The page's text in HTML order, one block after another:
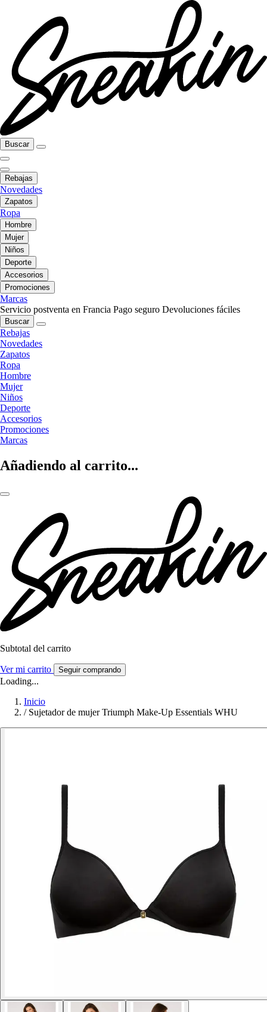
Buscar
Rebajas
Novedades
Zapatos
Ropa
Hombre
Mujer
Niños
Deporte
Accesorios
Promociones
Marcas
Servicio postventa en Francia Pago seguro Devoluciones fáciles
Buscar
Rebajas
Novedades
Zapatos
Ropa
Hombre
Mujer
Niños
Deporte
Accesorios
Promociones
Marcas
Añadiendo al carrito...
Subtotal del carrito
Ver mi carrito Seguir comprando
Loading...
Inicio
/ Sujetador de mujer Triumph Make-Up Essentials WHU